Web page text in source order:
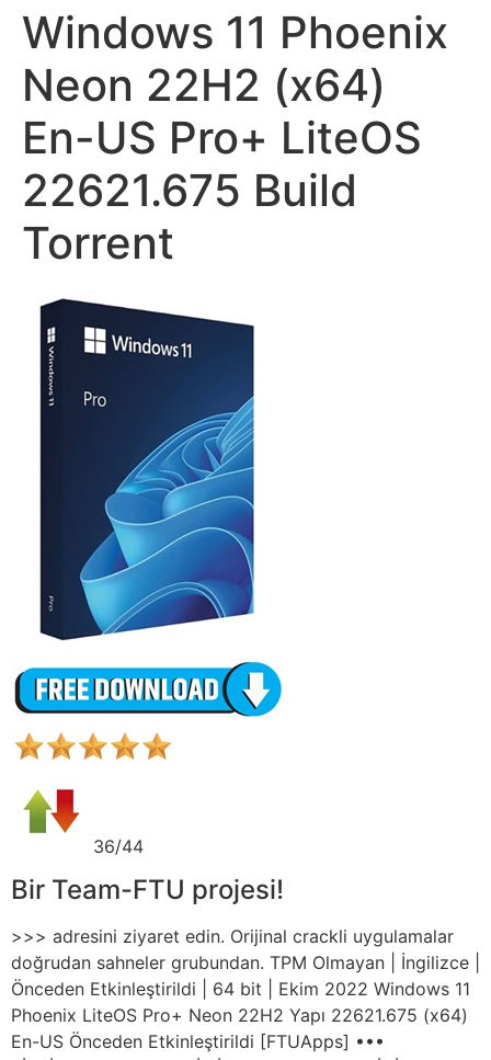
Windows 11 Phoenix
Neon 22H2 (x64)
En-US Pro+ LiteOS
22621.675 Build
Torrent
36/44
Bir Team-FTU projesi!
>>> adresini ziyaret edin. Orijinal crackli uygulamalar
doğrudan sahneler grubundan. TPM Olmayan | İngilizce |
Önceden Etkinleştirildi | 64 bit | Ekim 2022 Windows 11
Phoenix LiteOS Pro+ Neon 22H2 Yapı 22621.675 (x64)
En-US Önceden Etkinleştirildi [FTUApps] •••